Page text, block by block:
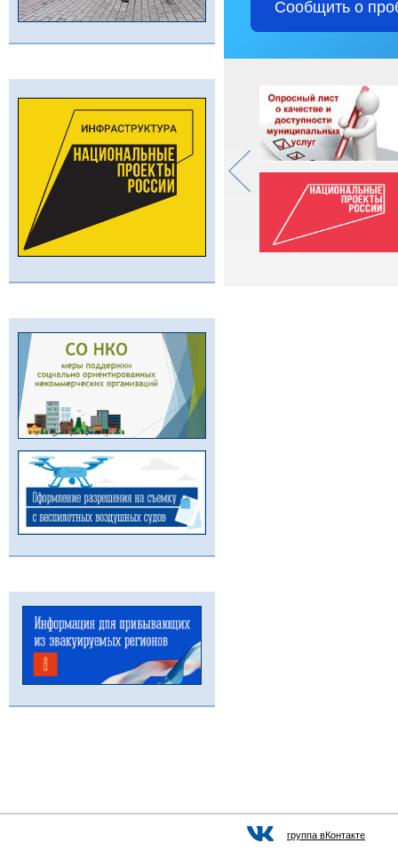
Сообщить о
группа вКонтакте